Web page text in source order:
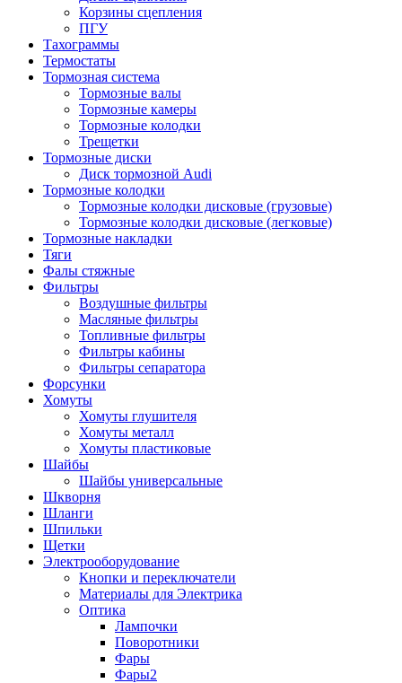
Корзины сцепления
ПГУ
Тахограммы
Термостаты
Тормозная система
Тормозные валы
Тормозные камеры
Тормозные колодки
Трещетки
Тормозные диски
Диск тормозной Audi
Тормозные колодки
Тормозные колодки дисковые (грузовые)
Тормозные колодки дисковые (легковые)
Тормозные накладки
Тяги
Фалы стяжные
Фильтры
Воздушные фильтры
Масляные фильтры
Топливные фильтры
Фильтры кабины
Фильтры сепаратора
Форсунки
Хомуты
Хомуты глушителя
Хомуты металл
Хомуты пластиковые
Шайбы
Шайбы универсальные
Шкворня
Шланги
Шпильки
Щетки
Электрооборудование
Кнопки и переключатели
Материалы для Электрика
Оптика
Лампочки
Поворотники
Фары
Фары2